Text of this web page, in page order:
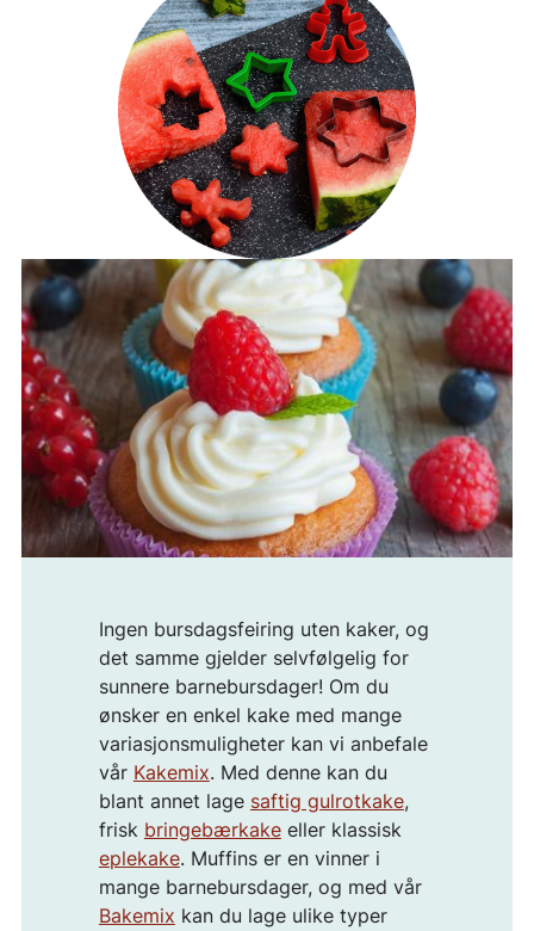
Ingen bursdagsfeiring uten kaker, og
det samme gjelder selvfølgelig for
sunnere barnebursdager! Om du
ønsker en enkel kake med mange
variasjonsmuligheter kan vi anbefale
vår Kakemix. Med denne kan du
blant annet lage saftig gulrotkake,
frisk bringebærkakeeller klassisk
eplekake. Muffins er en vinner i
mange barnebursdager, og med vår
Bakemix kan du lage ulike typer